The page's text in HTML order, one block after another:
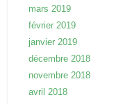
mars 2019
février 2019
janvier 2019
décembre 2018
novembre 2018
avril 2018